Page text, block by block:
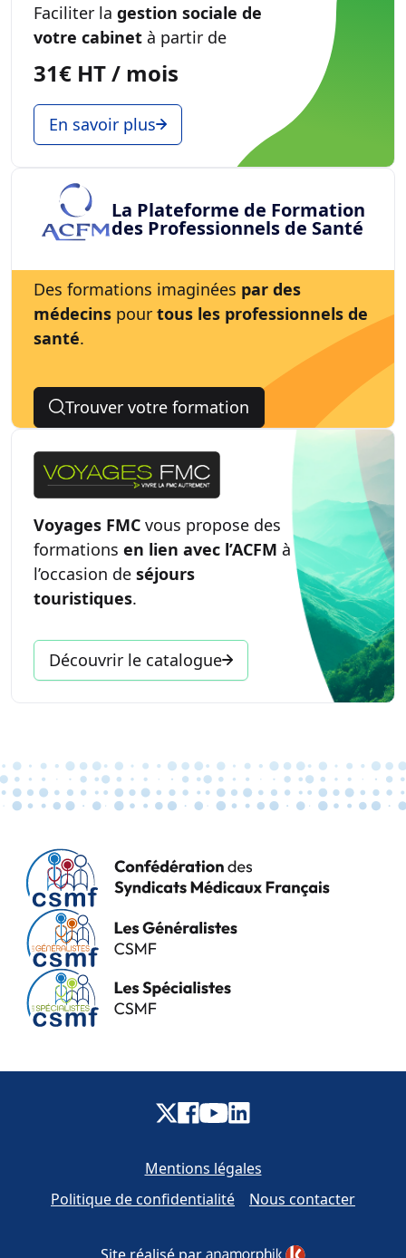
Faciliter la gestion sociale de
votre cabinet à partir de
31€ HT / mois
En savoir plus
La Plateforme de Formation
des Professionnels de Santé
Des formations imaginées par des
médecins pour tous les professionnels de
santé.
Trouver votre formation
Voyages FMC vous propose des
formations en lien avec l’ACFM à
l’occasion de séjours
touristiques.
Découvrir le catalogue
Mentions légales
Politique de confidentialité
Nous contacter